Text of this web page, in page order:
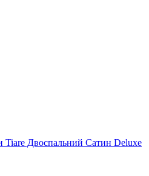
Tiare Двоспальний Сатин Deluxe